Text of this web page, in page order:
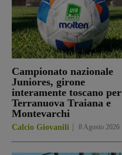
Campionato nazionale
Juniores, girone
interamente toscano per
Terranuova Traiana e
Montevarchi
Calcio Giovanili 8 Agosto 2026